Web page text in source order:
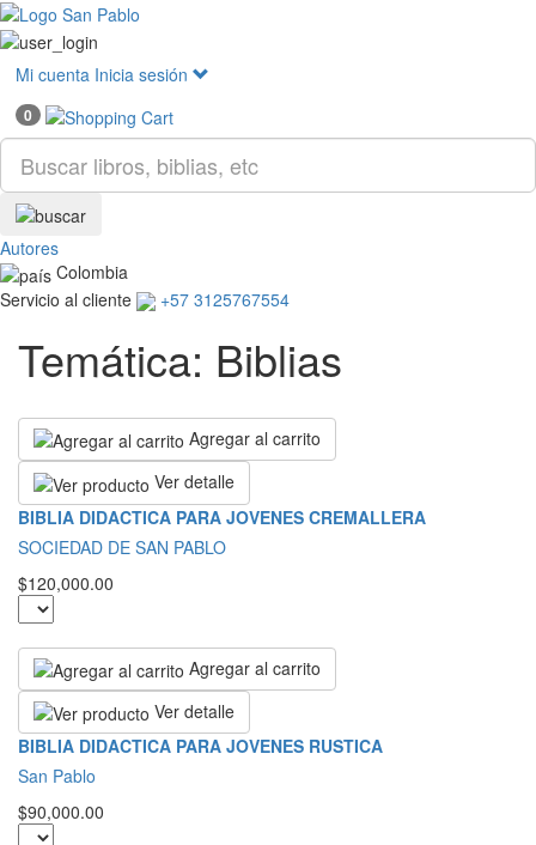
Mi cuenta Inicia sesión
0
Autores
Colombia
Servicio al cliente
+57 3125767554
Temática: Biblias
Agregar al carrito
Ver detalle
BIBLIA DIDACTICA PARA JOVENES CREMALLERA
SOCIEDAD DE SAN PABLO
$120,000.00
Agregar al carrito
Ver detalle
BIBLIA DIDACTICA PARA JOVENES RUSTICA
San Pablo
$90,000.00